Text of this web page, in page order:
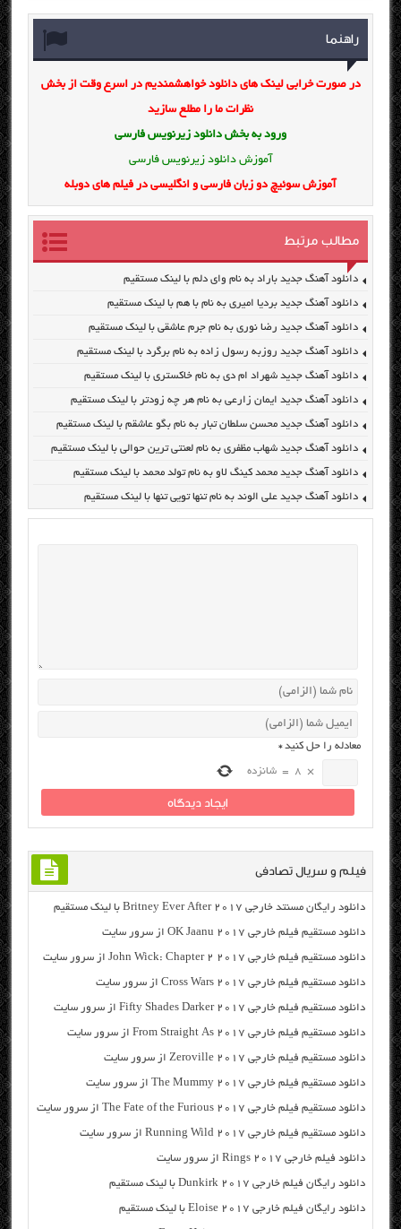
راهنما
در صورت خرابی لینک های دانلود خواهشمندیم در اسرع وقت از بخش
نظرات ما را مطلع سازید
ورود به بخش دانلود زیرنویس فارسی
آموزش دانلود زیرنویس فارسی
آموزش سوئیچ دو زبان فارسی و انگلیسی در فیلم های دوبله
مطالب مرتبط
دانلود آهنگ جدید باراد به نام وای دلم با لینک مستقیم
دانلود آهنگ جدید بردیا امیری به نام با هم با لینک مستقیم
دانلود آهنگ جدید رضا نوری به نام جرم عاشقی با لینک مستقیم
دانلود آهنگ جدید روزبه رسول زاده به نام برگرد با لینک مستقیم
دانلود آهنگ جدید شهراد ام دی به نام خاکستری با لینک مستقیم
دانلود آهنگ جدید ایمان زارعی به نام هر چه زودتر با لینک مستقیم
دانلود آهنگ جدید محسن سلطان تبار به نام بگو عاشقم با لینک مستقیم
دانلود آهنگ جدید شهاب مظفری به نام لعنتی ترین حوالی با لینک مستقیم
دانلود آهنگ جدید محمد کینگ لاو به نام تولد محمد با لینک مستقیم
دانلود آهنگ جدید علی الوند به نام تنها تویی تنها با لینک مستقیم
معادله را حل کنید*
×
8
= شانزده
فیلم و سریال تصادفی
دانلود رایگان مسنتد خارجی Britney Ever After 2017 با لینک مستقیم
دانلود مستقیم فیلم خارجی OK Jaanu 2017 از سرور سایت
دانلود مستقیم فیلم خارجی John Wick: Chapter 2 2017 از سرور سایت
دانلود مستقیم فیلم خارجی Cross Wars 2017 از سرور سایت
دانلود مستقیم فیلم خارجی Fifty Shades Darker 2017 از سرور سایت
دانلود مستقیم فیلم خارجی From Straight As 2017 از سرور سایت
دانلود مستقیم فیلم خارجی Zeroville 2017 از سرور سایت
دانلود مستقیم فیلم خارجی The Mummy 2017 از سرور سایت
دانلود مستقیم فیلم خارجی The Fate of the Furious 2017 از سرور سایت
دانلود مستقیم فیلم خارجی Running Wild 2017 از سرور سایت
دانلود فیلم خارجی Rings 2017 از سرور سایت
دانلود رایگان فیلم خارجی Dunkirk 2017 با لینک مستقیم
دانلود رایگان فیلم خارجی Eloise 2017 با لینک مستقیم